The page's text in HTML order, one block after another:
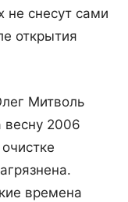
не снесут сами
открытия
Митволь
весну 2006
времена